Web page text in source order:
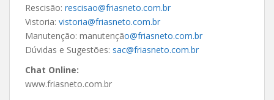
Rescisão: rescisao@friasneto.com.br
Vistoria: vistoria@friasneto.com.br
Manutenção: manutenção@friasneto.com.br
Dúvidas e Sugestões: sac@friasneto.com.br
Chat Online:
www.friasneto.com.br